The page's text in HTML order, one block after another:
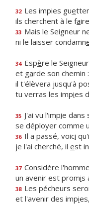
32 Les impies gue
ils cherchent à le fa
33 Mais le Seigneur
ni le laisser condamn
34 Espère le
et garde son chemin :
il t'élèvera jusqu'à
tu verras les impies
35 J'ai vu l'impie dans
se déployer comme
36 Il a passé, voici
je l'ai cherché, il est
37 Considère
un avenir est promis
38 Les pécheurs
et l'avenir des impi